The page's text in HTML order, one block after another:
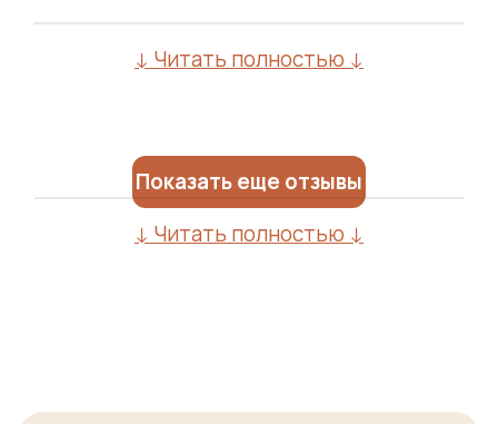
↓ Читать полностью ↓
Показать еще отзывы
↓ Читать полностью ↓